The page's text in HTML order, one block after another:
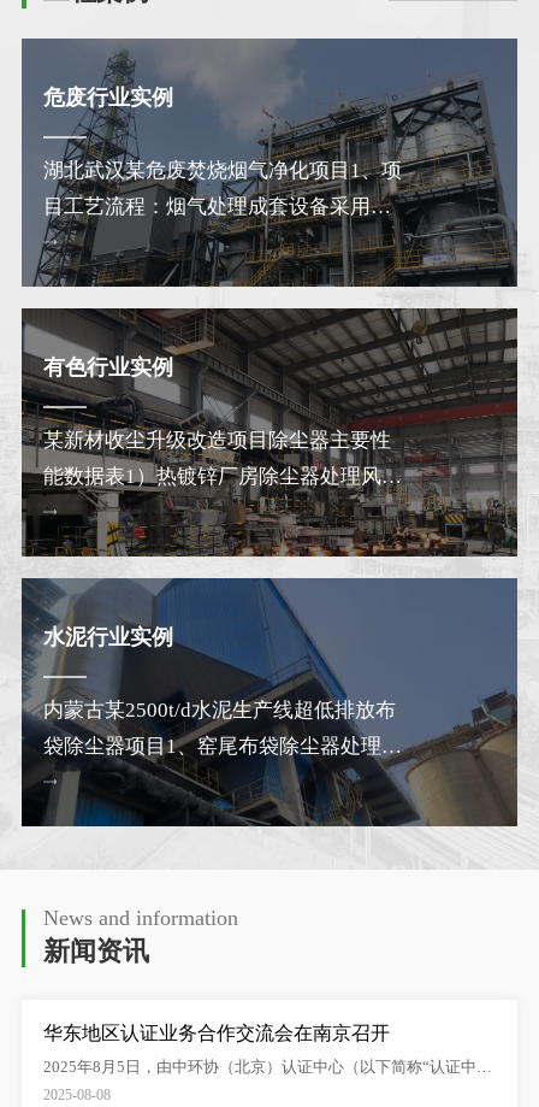
危废行业实例
湖北武汉某危废焚烧烟气净化项目1、项
目工艺流程：烟气处理成套设备采用
SNCR脱硝+半干法+布袋…
有色行业实例
某新材收尘升级改造项目除尘器主要性
能数据表1）热镀锌厂房除尘器处理风量
120000m³/h ，…
水泥行业实例
内蒙古某2500t/d水泥生产线超低排放布
袋除尘器项目1、窑尾布袋除尘器处理烟
气量480000m³…
News and information
新闻资讯
华东地区认证业务合作交流会在南京召开
2025年8月5日，由中环协（北京）认证中心（以下简称“认证中
心”）举办的华东地区…
2025-08-08